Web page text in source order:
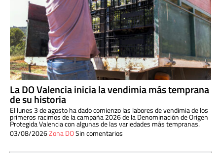
La DO Valencia inicia la vendimia más temprana
de su historia
El lunes 3 de agosto ha dado comienzo las labores de vendimia de los
primeros racimos de la campaña 2026 de la Denominación de Origen
Protegida Valencia con algunas de las variedades más tempranas.
03/08/2026Zona DOSin comentarios